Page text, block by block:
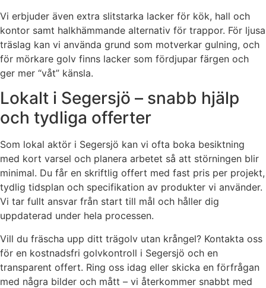
Vi erbjuder även extra slitstarka lacker för kök, hall och
kontor samt halkhämmande alternativ för trappor. För ljusa
träslag kan vi använda grund som motverkar gulning, och
för mörkare golv finns lacker som fördjupar färgen och
ger mer “våt” känsla.
Lokalt i Segersjö – snabb hjälp
och tydliga offerter
Som lokal aktör i Segersjö kan vi ofta boka besiktning
med kort varsel och planera arbetet så att störningen blir
minimal. Du får en skriftlig offert med fast pris per projekt,
tydlig tidsplan och specifikation av produkter vi använder.
Vi tar fullt ansvar från start till mål och håller dig
uppdaterad under hela processen.
Vill du fräscha upp ditt trägolv utan krångel? Kontakta oss
för en kostnadsfri golvkontroll i Segersjö och en
transparent offert. Ring oss idag eller skicka en förfrågan
med några bilder och mått – vi återkommer snabbt med